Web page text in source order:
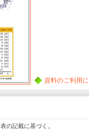
資料のご利用
の記載に基づく。